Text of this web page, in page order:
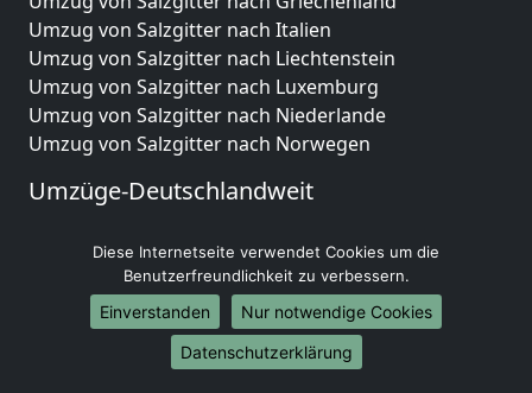
Umzug von Salzgitter nach Italien
Umzug von Salzgitter nach Liechtenstein
Umzug von Salzgitter nach Luxemburg
Umzug von Salzgitter nach Niederlande
Umzug von Salzgitter nach Norwegen
Umzüge-Deutschlandweit
Umzug von Salzgitter nach Hamburg
Umzug von Salzgitter nach München
Umzug von Salzgitter nach Köln
Umzug von Salzgitter nach Frankfurt am Main
Umzug von Salzgitter nach Stuttgart
Diese Internetseite verwendet Cookies um die
Benutzerfreundlichkeit zu verbessern.
Einverstanden
Nur notwendige Cookies
Datenschutzerklärung